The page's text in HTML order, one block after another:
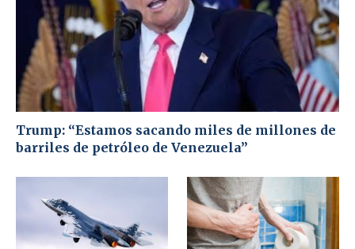
Trump: “Estamos sacando miles de millones de
barriles de petróleo de Venezuela”